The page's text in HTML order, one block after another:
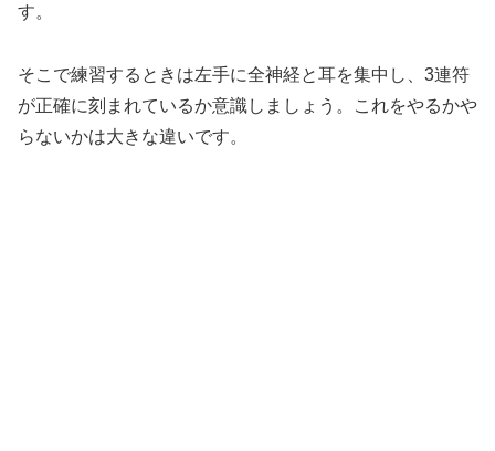
す。
そこで練習するときは左手に全神経と耳を集中し、3連符
が正確に刻まれているか意識しましょう。これをやるかや
らないかは大きな違いです。